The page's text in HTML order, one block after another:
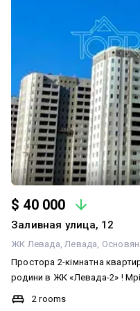
$ 40 000
Заливная улица, 12
ЖК Левада Левада
Простора 2-кімнатна
родини в ЖК «Левада-2» ! Мрієте про власне сучасне житло в
новобудові, де буде
всієї родини? Тоді ця квартира саме для
2 rooms